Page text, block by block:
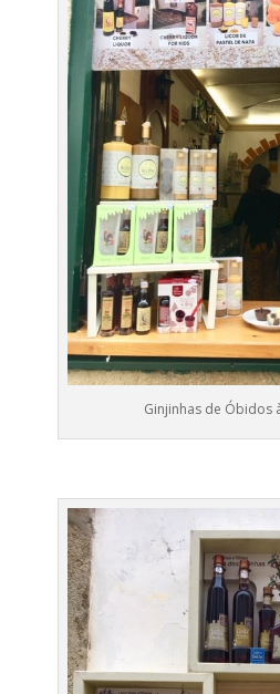
Ginjinhas de Óbidos